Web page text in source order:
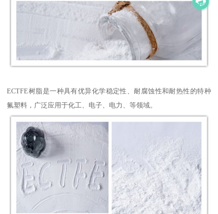
ECTFE树脂是一种具有优异化学稳定性、耐腐蚀性和耐热性的特种
氟塑料，广泛应用于化工、电子、电力、等领域。